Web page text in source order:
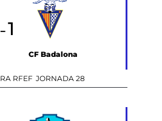
-1
CF Badalona
RFEF JORNADA 28